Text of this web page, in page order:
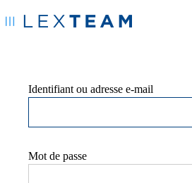
Identifiant ou adresse e-mail
Mot de passe